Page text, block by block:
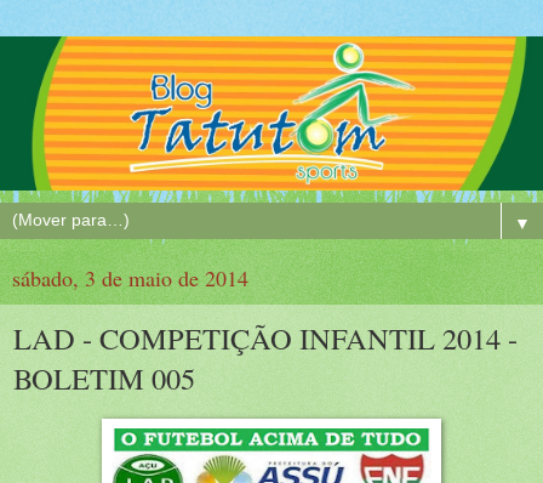
▼
sábado, 3 de maio de 2014
LAD - COMPETIÇÃO INFANTIL 2014 -
BOLETIM 005